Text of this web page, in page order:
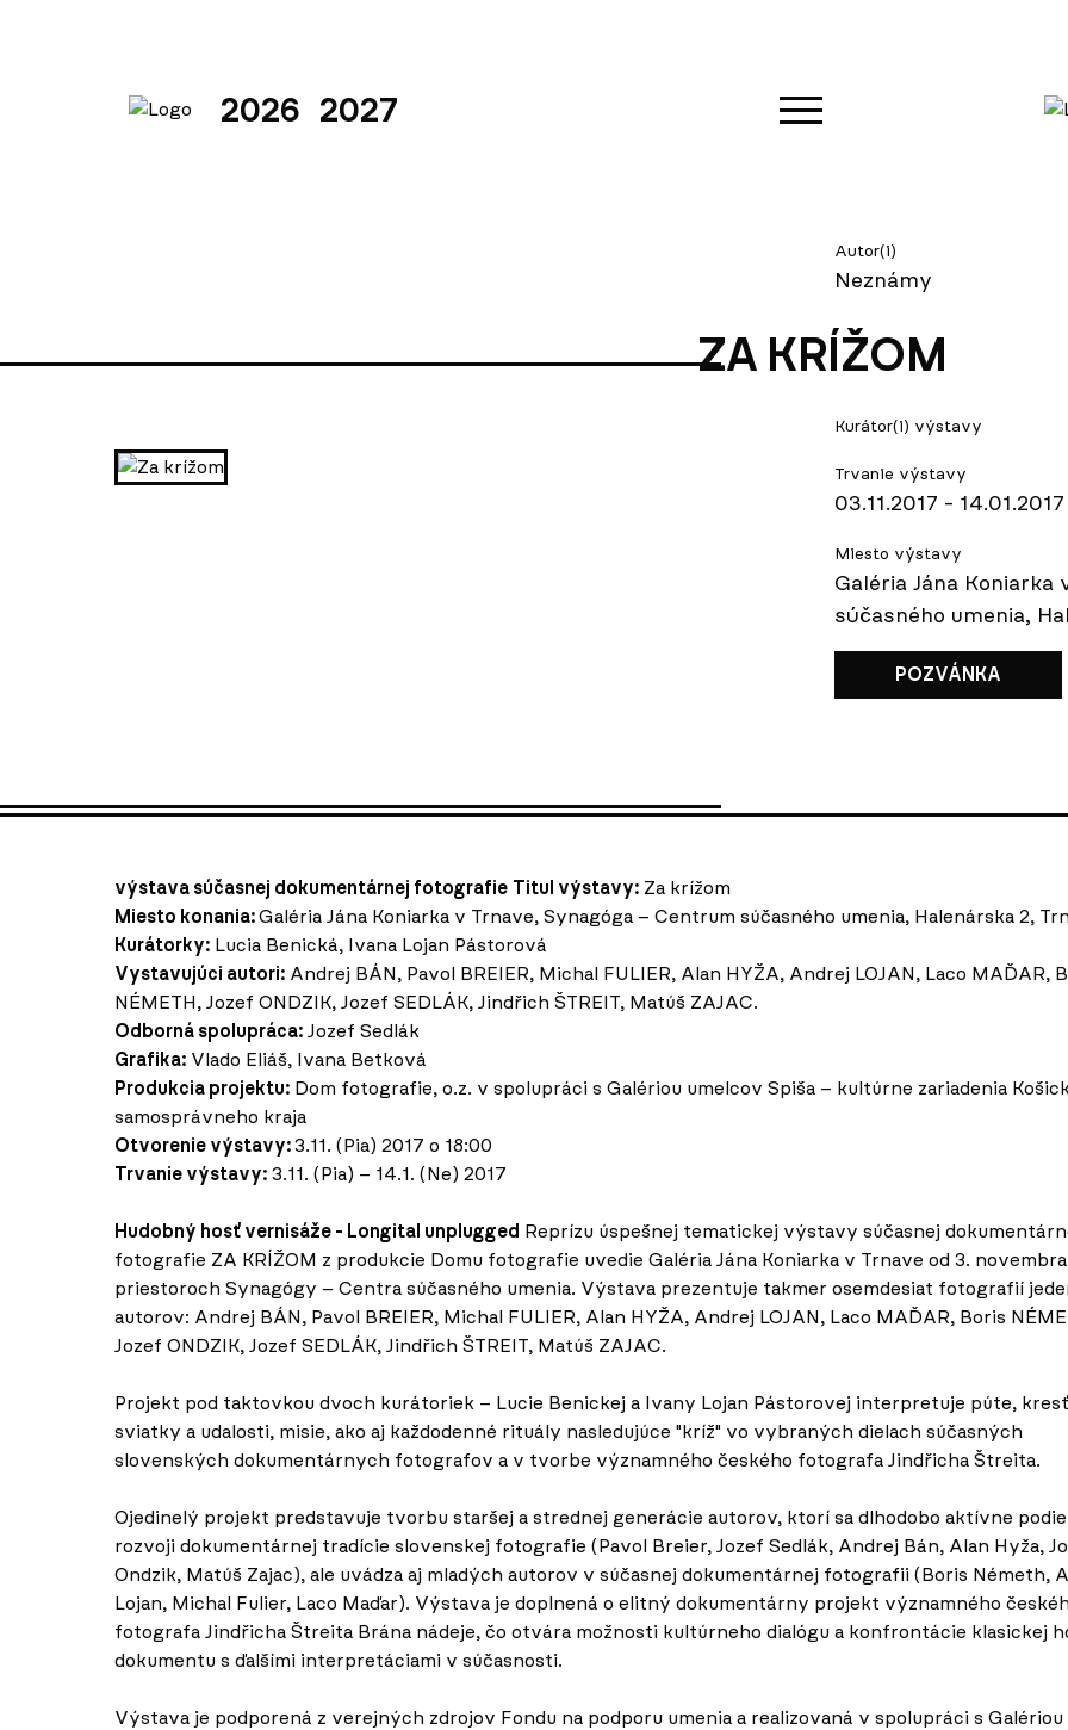
2026 2027
Autor(i)
Neznámy
ZA KRÍŽOM
Kurátor(i) výstavy
Trvanie výstavy
03.11.2017 - 14.01.2017
Miesto výstavy
Galéria Jána
súčasného umenia,
POZVÁNKA
výstava súčasnej dokumentárnej fotografie Titul výstavy: Za krížom
Miesto konania:Galéria Jána Koniarka v Trnave, Synagóga – Centrum súčasného umenia, Halenárska 2,
Kurátorky: Lucia Benická, Ivana Lojan Pástorová
Vystavujúci autori: Andrej BÁN, Pavol BREIER, Michal FULIER, Alan HYŽA, Andrej LOJAN, Laco MAĎAR,
NÉMETH, Jozef ONDZIK, Jozef SEDLÁK, Jindřich ŠTREIT, Matúš ZAJAC.
Odborná spolupráca: Jozef Sedlák
Grafika: Vlado Eliáš, Ivana Betková
Produkcia projektu: Dom fotografie, o.z. v spolupráci s Galériou umelcov Spiša – kultúrne zariadenia
samosprávneho kraja
Otvorenie výstavy:3.11. (Pia) 2017 o 18:00
Trvanie výstavy: 3.11. (Pia) – 14.1. (Ne) 2017
Hudobný hosť vernisáže - Longital unplugged Reprízu úspešnej tematickej výstavy súčasnej
fotografie ZA KRÍŽOM z produkcie Domu fotografie uvedie Galéria Jána Koniarka v Trnave od 3.
priestoroch Synagógy – Centra súčasného umenia. Výstava prezentuje takmer osemdesiat fotografií
autorov: Andrej BÁN, Pavol BREIER, Michal FULIER, Alan HYŽA, Andrej LOJAN, Laco MAĎAR, Boris
Jozef ONDZIK, Jozef SEDLÁK, Jindřich ŠTREIT, Matúš ZAJAC.
Projekt pod taktovkou dvoch kurátoriek – Lucie Benickej a Ivany Lojan Pástorovej interpretuje púte,
sviatky a udalosti, misie, ako aj každodenné rituály nasledujúce "kríž" vo vybraných dielach súčasných
slovenských dokumentárnych fotografov a v tvorbe významného českého fotografa Jindřicha Štreita.
Ojedinelý projekt predstavuje tvorbu staršej a strednej generácie autorov, ktorí sa dlhodobo aktívne
rozvoji dokumentárnej tradície slovenskej fotografie (Pavol Breier, Jozef Sedlák, Andrej Bán, Alan Hyža,
Ondzik, Matúš Zajac), ale uvádza aj mladých autorov v súčasnej dokumentárnej fotografii (Boris Németh,
Lojan, Michal Fulier, Laco Maďar). Výstava je doplnená o elitný dokumentárny projekt významného
fotografa Jindřicha Štreita Brána nádeje, čo otvára možnosti kultúrneho dialógu a konfrontácie klasickej
dokumentu s ďalšími interpretáciami v súčasnosti.
Výstava je podporená z verejných zdrojov Fondu na podporu umenia a realizovaná v spolupráci s Galériou